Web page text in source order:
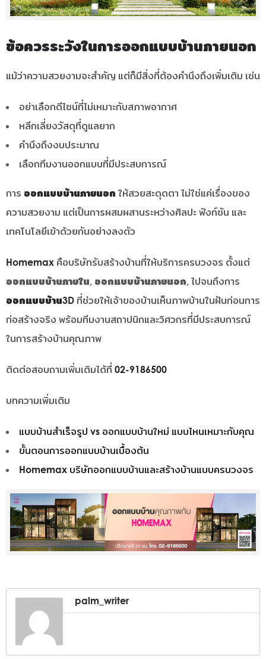
ข้อควรระวังในการออกแบบบ้านภายนอก
แม้ว่าความสวยงามจะสำคัญ แต่ก็มีสิ่งที่ต้องคำนึงถึงเพิ่มเติม เช่น
อย่าเลือกดีไซน์ที่ไม่เหมาะกับสภาพอากาศ
หลีกเลี่ยงวัสดุที่ดูแลยาก
คำนึงถึงงบประมาณ
เลือกทีมงานออกแบบที่มีประสบการณ์
การ ออกแบบบ้านภายนอก ให้สวยสะดุดตา ไม่ใช่แค่เรื่องของ
ความสวยงาม แต่เป็นการผสมผสานระหว่างศิลปะ ฟังก์ชัน และ
เทคโนโลยีเข้าด้วยกันอย่างลงตัว
Homemax คือบริษัทรับสร้างบ้านที่ให้บริการครบวงจร ตั้งแต่
ออกแบบบ้านภายใน, ออกแบบบ้านภายนอก, ไปจนถึงการ
ออกแบบบ้าน3D ที่ช่วยให้เจ้าของบ้านเห็นภาพบ้านในฝันก่อนการ
ก่อสร้างจริง พร้อมทีมงานสถาปนิกและวิศวกรที่มีประสบการณ์
ในการสร้างบ้านคุณภาพ
ติดต่อสอบถามเพิ่มเติมได้ที่ 02-9186500
บทความเพิ่มเติม
แบบบ้านสำเร็จรูป vs ออกแบบบ้านใหม่ แบบไหนเหมาะกับคุณ
ขั้นตอนการออกแบบบ้านเบื้องต้น
Homemax บริษัทออกแบบบ้านและสร้างบ้านแบบครบวงจร
palm_writer